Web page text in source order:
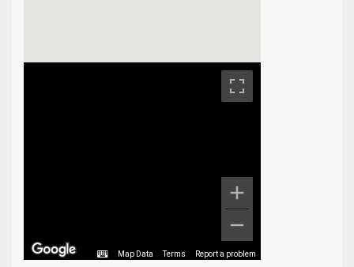
Map Data Terms Report a problem